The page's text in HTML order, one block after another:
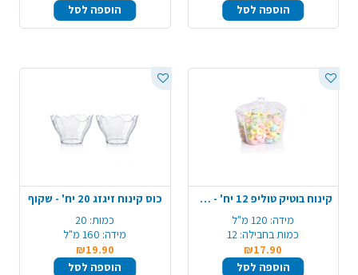
הוספה לסל
הוספה לסל
קינוח בוטיק טוליפ 12 יח' - שקוף
מידה: 120 מ"ל
כמות בחבילה: 12
₪17.90
הוספה לסל
כוס קינוח זיגזג 20 יח' - שקוף
כמות: 20
מידה: 160 מ"ל
₪19.90
הוספה לסל